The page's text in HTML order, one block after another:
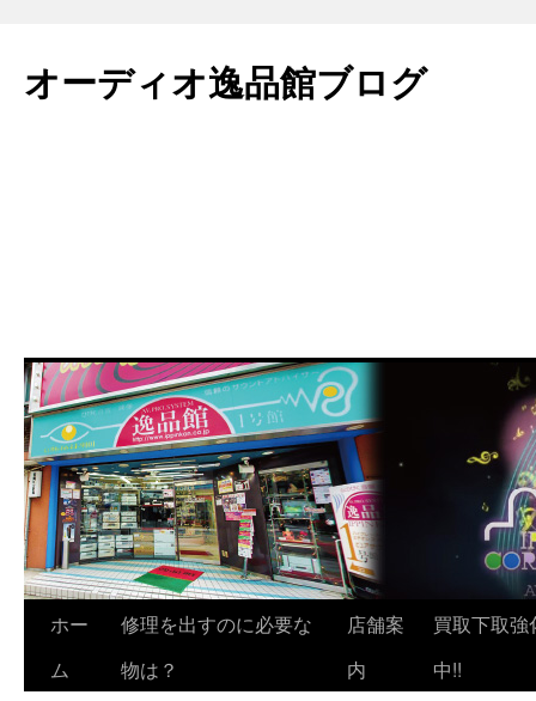
テ
ン
オーディオ逸品館ブログ
ホー
ム
修理を出すのに必要な
物は？
店舗案
内
買取下取強
中!!